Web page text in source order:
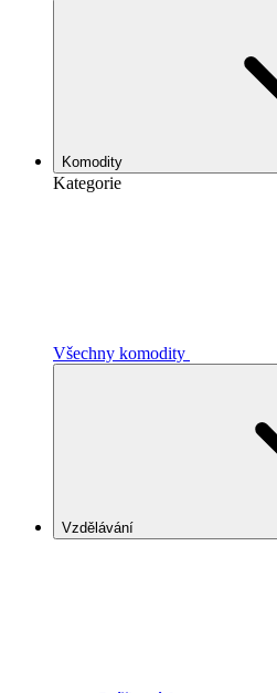
Komodity
Kategorie
Všechny komodity
Vzdělávání